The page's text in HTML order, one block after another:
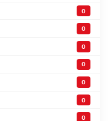
0
0
0
0
0
0
0